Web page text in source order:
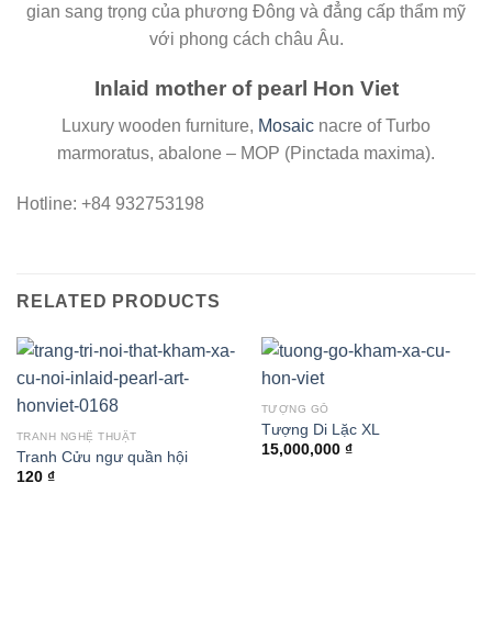
gian sang trọng của phương Đông và đẳng cấp thẩm mỹ
với phong cách châu Âu.
Inlaid mother of pearl Hon Viet
Luxury wooden furniture, Mosaic nacre of Turbo
marmoratus, abalone – MOP (Pinctada maxima).
Hotline: +84 932753198
RELATED PRODUCTS
TRANH NGHỆ THUẬT
Tranh Cửu ngư quần hội
120 ₫
TƯỢNG GỖ
Tượng Di Lặc XL
15,000,000 ₫